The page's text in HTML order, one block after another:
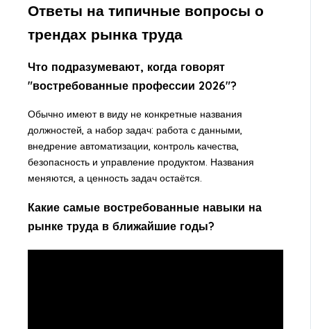
Ответы на типичные вопросы о
трендах рынка труда
Что подразумевают, когда говорят
"востребованные профессии 2026"?
Обычно имеют в виду не конкретные названия
должностей, а набор задач: работа с данными,
внедрение автоматизации, контроль качества,
безопасность и управление продуктом. Названия
меняются, а ценность задач остаётся.
Какие самые востребованные навыки на
рынке труда в ближайшие годы?